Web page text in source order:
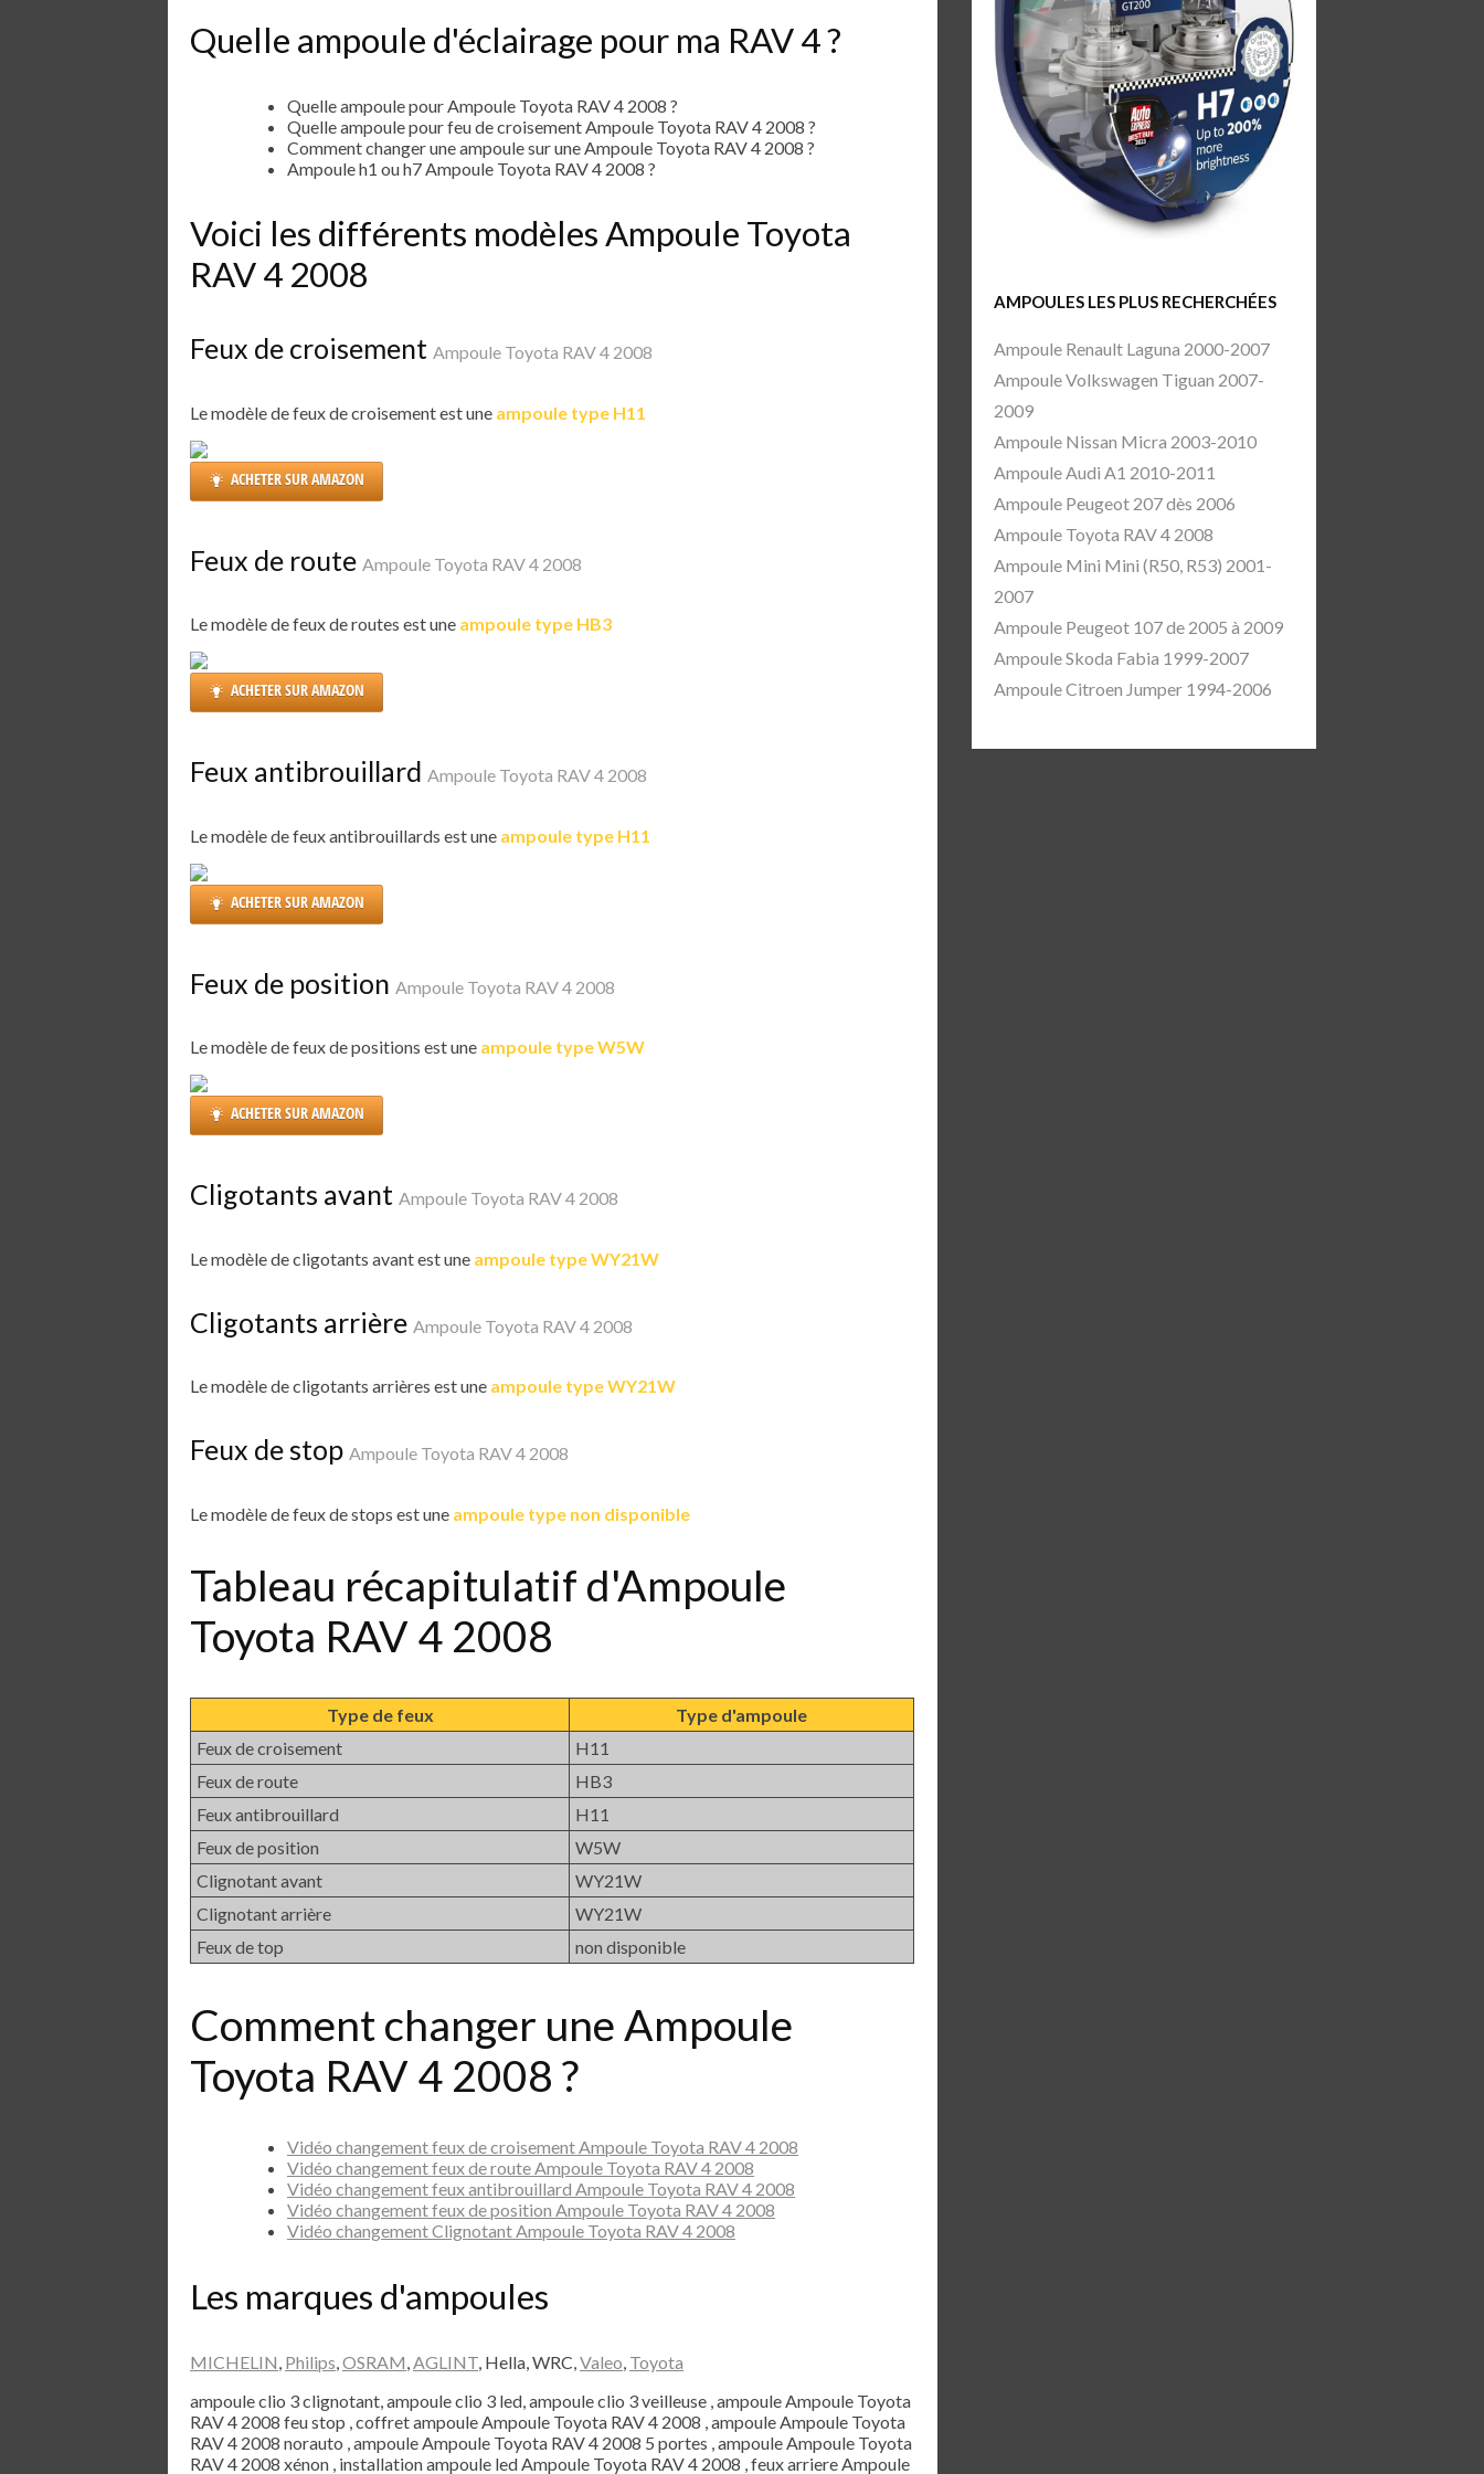
Quelle ampoule d'éclairage pour ma RAV 4 ?
Quelle ampoule pour Ampoule Toyota RAV 4 2008 ?
Quelle ampoule pour feu de croisement Ampoule Toyota RAV 4 2008 ?
Comment changer une ampoule sur une Ampoule Toyota RAV 4 2008 ?
Ampoule h1 ou h7 Ampoule Toyota RAV 4 2008 ?
Voici les différents modèles Ampoule Toyota
RAV 4 2008
Feux de croisement Ampoule Toyota RAV 4 2008
Le modèle de feux de croisement est une ampoule type H11
ACHETER SUR AMAZON
Feux de route Ampoule Toyota RAV 4 2008
Le modèle de feux de routes est une ampoule type HB3
ACHETER SUR AMAZON
Feux antibrouillard Ampoule Toyota RAV 4 2008
Le modèle de feux antibrouillards est une ampoule type H11
ACHETER SUR AMAZON
Feux de position Ampoule Toyota RAV 4 2008
Le modèle de feux de positions est une ampoule type W5W
ACHETER SUR AMAZON
Cligotants avant Ampoule Toyota RAV 4 2008
Le modèle de cligotants avant est une ampoule type WY21W
Cligotants arrière Ampoule Toyota RAV 4 2008
Le modèle de cligotants arrières est une ampoule type WY21W
Feux de stop Ampoule Toyota RAV 4 2008
Le modèle de feux de stops est une ampoule type non disponible
Tableau récapitulatif d'Ampoule
Toyota RAV 4 2008
Type de feux
Type d'ampoule
Feux de croisement
H11
Feux de route
HB3
Feux antibrouillard
H11
Feux de position
W5W
Clignotant avant
WY21W
Clignotant arrière
WY21W
Feux de top
non disponible
Comment changer une Ampoule
Toyota RAV 4 2008 ?
Vidéo changement feux de croisement Ampoule Toyota RAV 4 2008
Vidéo changement feux de route Ampoule Toyota RAV 4 2008
Vidéo changement feux antibrouillard Ampoule Toyota RAV 4 2008
Vidéo changement feux de position Ampoule Toyota RAV 4 2008
Vidéo changement Clignotant Ampoule Toyota RAV 4 2008
Les marques d'ampoules
MICHELIN, Philips,OSRAM,AGLINT, Hella, WRC,Valeo, Toyota
ampoule clio 3 clignotant, ampoule clio 3 led, ampoule clio 3 veilleuse , ampoule Ampoule Toyota
RAV 4 2008 feu stop , coffret ampoule Ampoule Toyota RAV 4 2008 , ampoule Ampoule Toyota
RAV 4 2008 norauto , ampoule Ampoule Toyota RAV 4 2008 5 portes , ampoule Ampoule Toyota
RAV 4 2008 xénon , installation ampoule led Ampoule Toyota RAV 4 2008 , feux arriere Ampoule
AMPOULES LES PLUS RECHERCHÉES
Ampoule Renault Laguna 2000-2007
Ampoule Volkswagen Tiguan 2007-
2009
Ampoule Nissan Micra 2003-2010
Ampoule Audi A1 2010-2011
Ampoule Peugeot 207 dès 2006
Ampoule Toyota RAV 4 2008
Ampoule Mini Mini (R50, R53) 2001-
2007
Ampoule Peugeot 107 de 2005 à 2009
Ampoule Skoda Fabia 1999-2007
Ampoule Citroen Jumper 1994-2006